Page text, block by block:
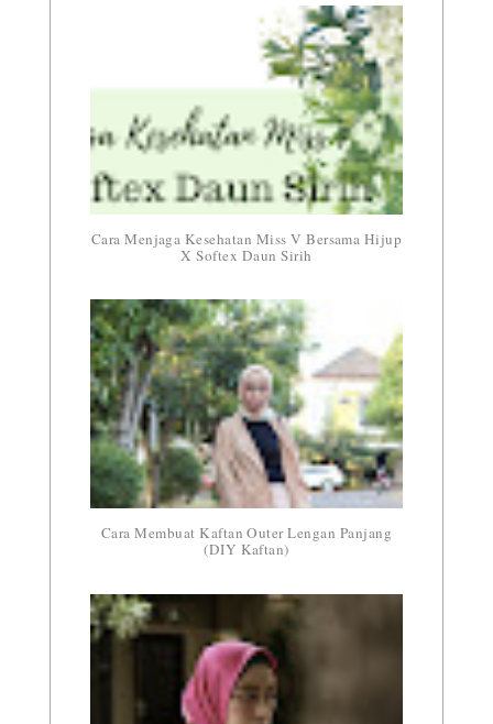
Cara Menjaga Kesehatan Miss V Bersama Hijup
X Softex Daun Sirih
Cara Membuat Kaftan Outer Lengan Panjang
(DIY Kaftan)